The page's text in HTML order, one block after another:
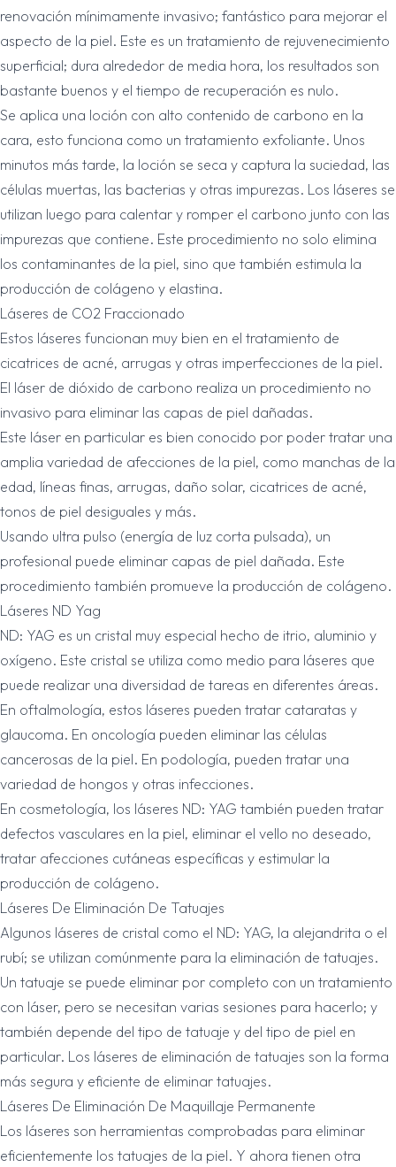
renovación mínimamente invasivo; fantástico para mejorar el
aspecto de la piel. Este es un tratamiento de rejuvenecimiento
superficial; dura alrededor de media hora, los resultados son
bastante buenos y el tiempo de recuperación es nulo.
Se aplica una loción con alto contenido de carbono en la
cara, esto funciona como un tratamiento exfoliante. Unos
minutos más tarde, la loción se seca y captura la suciedad, las
células muertas, las bacterias y otras impurezas. Los láseres se
utilizan luego para calentar y romper el carbono junto con las
impurezas que contiene. Este procedimiento no solo elimina
los contaminantes de la piel, sino que también estimula la
producción de colágeno y elastina.
Láseres de CO2 Fraccionado
Estos láseres funcionan muy bien en el tratamiento de
cicatrices de acné, arrugas y otras imperfecciones de la piel.
El láser de dióxido de carbono realiza un procedimiento no
invasivo para eliminar las capas de piel dañadas.
Este láser en particular es bien conocido por poder tratar una
amplia variedad de afecciones de la piel, como manchas de la
edad, líneas finas, arrugas, daño solar, cicatrices de acné,
tonos de piel desiguales y más.
Usando ultra pulso (energía de luz corta pulsada), un
profesional puede eliminar capas de piel dañada. Este
procedimiento también promueve la producción de colágeno.
Láseres ND Yag
ND: YAG es un cristal muy especial hecho de itrio, aluminio y
oxígeno. Este cristal se utiliza como medio para láseres que
puede realizar una diversidad de tareas en diferentes áreas.
En oftalmología, estos láseres pueden tratar cataratas y
glaucoma. En oncología pueden eliminar las células
cancerosas de la piel. En podología, pueden tratar una
variedad de hongos y otras infecciones.
En cosmetología, los láseres ND: YAG también pueden tratar
defectos vasculares en la piel, eliminar el vello no deseado,
tratar afecciones cutáneas específicas y estimular la
producción de colágeno.
Láseres De Eliminación De Tatuajes
Algunos láseres de cristal como el ND: YAG, la alejandrita o el
rubí; se utilizan comúnmente para la eliminación de tatuajes.
Un tatuaje se puede eliminar por completo con un tratamiento
con láser, pero se necesitan varias sesiones para hacerlo; y
también depende del tipo de tatuaje y del tipo de piel en
particular. Los láseres de eliminación de tatuajes son la forma
más segura y eficiente de eliminar tatuajes.
Láseres De Eliminación De Maquillaje Permanente
Los láseres son herramientas comprobadas para eliminar
eficientemente los tatuajes de la piel. Y ahora tienen otra